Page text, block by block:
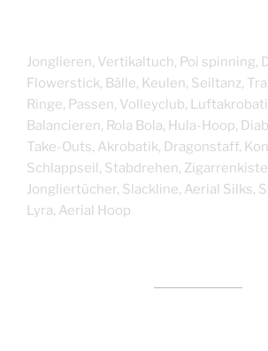
Jonglieren, Vertikaltuch, Poi spinning,
Flowerstick, Bälle, Keulen, Seiltanz,
Ringe, Passen, Volleyclub,
Balancieren, Rola Bola, Hula-Hoop,
Take-Outs, Akrobatik, Dragonstaff,
Schlappseil, Stabdrehen,
Jongliertücher, Slackline, Aerial Silks,
Lyra, Aerial Hoop